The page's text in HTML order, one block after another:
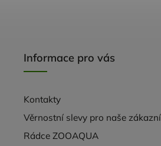
Informace pro vás
Kontakty
Věrnostní slevy pro naše
Rádce ZOOAQUA